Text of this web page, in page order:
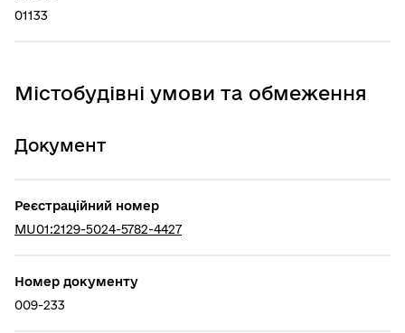
01133
Містобудівні умови та обмеження
Документ
Реєстраційний номер
MU01:2129-5024-5782-4427
Номер документу
009-233